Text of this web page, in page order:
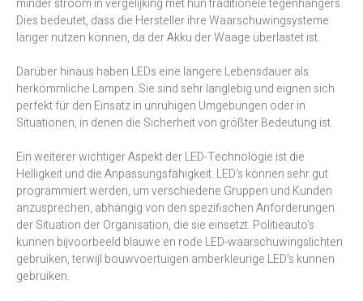
minder stroom in vergelijking met hun traditionele tegenhangers.
Dies bedeutet, dass die Hersteller ihre Waarschuwingsysteme
länger nutzen können, da der Akku der Waage überlastet ist.
Darüber hinaus haben LEDs eine längere Lebensdauer als
herkömmliche Lampen. Sie sind sehr langlebig und eignen sich
perfekt für den Einsatz in unruhigen Umgebungen oder in
Situationen, in denen die Sicherheit von größter Bedeutung ist.
Ein weiterer wichtiger Aspekt der LED-Technologie ist die
Helligkeit und die Anpassungsfähigkeit. LED's können sehr gut
programmiert werden, um verschiedene Gruppen und Kunden
anzusprechen, abhängig von den spezifischen Anforderungen
der Situation der Organisation, die sie einsetzt. Politieauto's
kunnen bijvoorbeeld blauwe en rode LED-waarschuwingslichten
gebruiken, terwijl bouwvoertuigen amberkleurige LED's kunnen
gebruiken.